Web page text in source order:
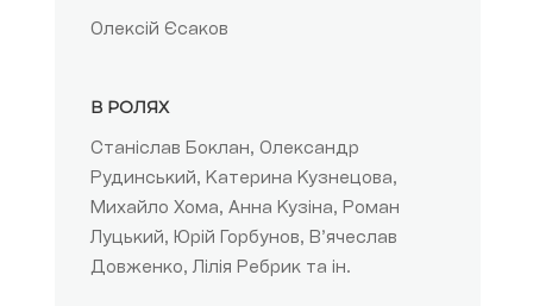
Олексій Єсаков
В РОЛЯХ
Станіслав Боклан, Олександр
Рудинський, Катерина Кузнецова,
Михайло Хома, Анна Кузіна, Роман
Луцький, Юрій Горбунов, Вʼячеслав
Довженко, Лілія Ребрик та ін.